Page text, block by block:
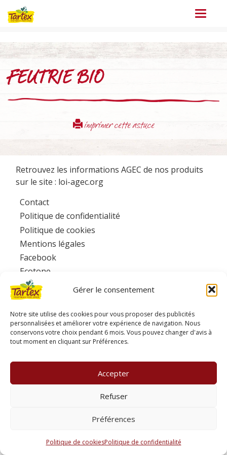
Gérer le consentement
Notre site utilise des cookies pour vous proposer des publicités
personnalisées et améliorer votre expérience de navigation. Nous
conservons votre choix pendant 6 mois. Vous pouvez changer d'avis à
tout moment en cliquant sur Préférences.
Accepter
Refuser
Préférences
Politique de cookiesPolitique de confidentialité
Menu
FEUTRIE BIO
imprimer cette astuce
Retrouvez les informations AGEC de nos produits
sur le site : loi-agec.org
Contact
Politique de confidentialité
Politique de cookies
Mentions légales
Facebook
Ecotone
www.consignesdetri.fr